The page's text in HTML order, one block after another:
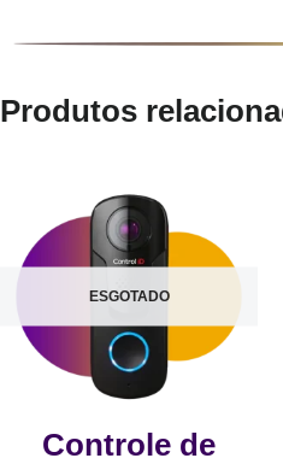
Produtos
ESGOTADO
Controle de